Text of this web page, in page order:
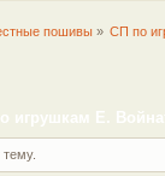
пошивы» СП по
игрушкам Е.